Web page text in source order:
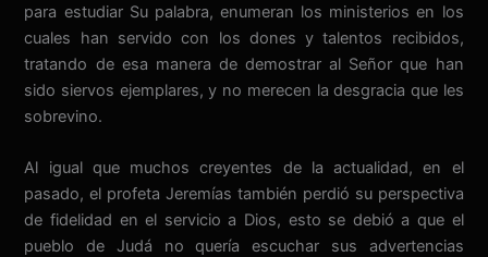
para estudiar Su palabra, enumeran los ministerios en los
cuales han servido con los dones y talentos recibidos,
tratando de esa manera de demostrar al Señor que han
sido siervos ejemplares, y no merecen la desgracia que les
sobrevino.
Al igual que muchos creyentes de la actualidad, en el
pasado, el profeta Jeremías también perdió su perspectiva
de fidelidad en el servicio a Dios, esto se debió a que el
pueblo de Judá no quería escuchar sus advertencias